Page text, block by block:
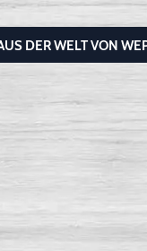
DER WELT VON